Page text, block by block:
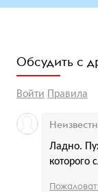
Обсудить с
Войти Правила
Ладно.
которого